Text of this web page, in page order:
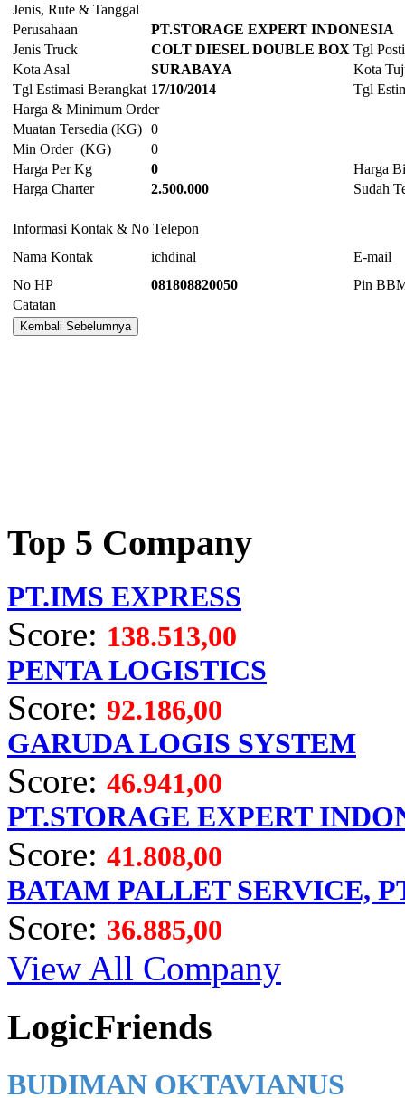
Jenis, Rute & Tanggal
Perusahaan
PT.STORAGE EXPERT INDONESIA
Jenis Truck
COLT DIESEL DOUBLE BOX Tgl
Kota Asal
SURABAYA
Kota
Tgl Estimasi Berangkat 17/10/2014
Tgl
Harga & Minimum Order
Muatan Tersedia (KG) 0
Min Order (KG)
0
Harga Per Kg
0
Harga
Harga Charter
2.500.000 Sudah
Informasi Kontak & No Telepon
Nama Kontak
ichdinal
E-mail
No HP
081808820050
Pin
Catatan
Top 5 Company
PT.IMS EXPRESS
Score: 138.513,00
PENTA LOGISTICS
Score: 92.186,00
GARUDA LOGIS SYSTEM
Score: 46.941,00
PT.STORAGE EXPERT
Score: 41.808,00
BATAM PALLET SERVICE,
Score: 36.885,00
View All Company
LogicFriends
BUDIMAN OKTAVIANUS